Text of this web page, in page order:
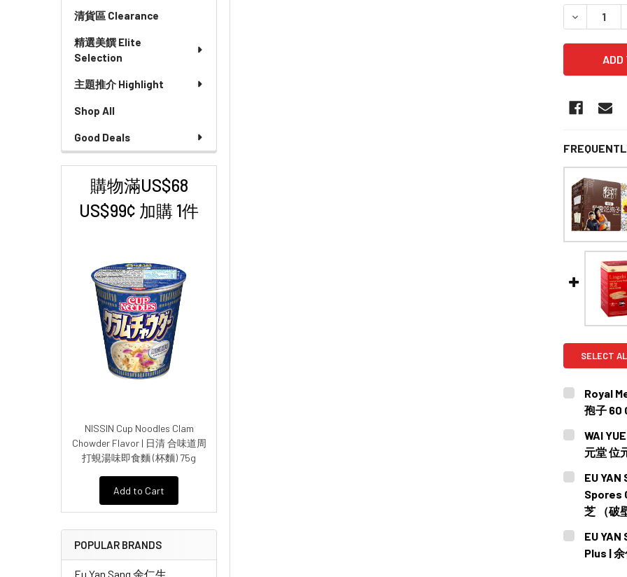
清貨區 Clearance
精選美饌 Elite
Selection
主題推介 Highlight
Shop All
Good Deals
購物滿US$68
US$99¢ 加購 1件
NISSIN Cup Noodles Clam
Chowder Flavor | 日清 合味道周
打蜆湯味即食麵 (杯麵) 75g
Add to Cart
POPULAR BRANDS
Eu Yan Sang 余仁生
SELECT
Royal
孢子 60
CURRENT
STOCK:
QUANTITY:
WAI
元堂 位
CURRENT
STOCK:
QUANTITY:
EU
Spores
芝 （破
CURRENT
STOCK:
QUANTITY:
EU
Plus |